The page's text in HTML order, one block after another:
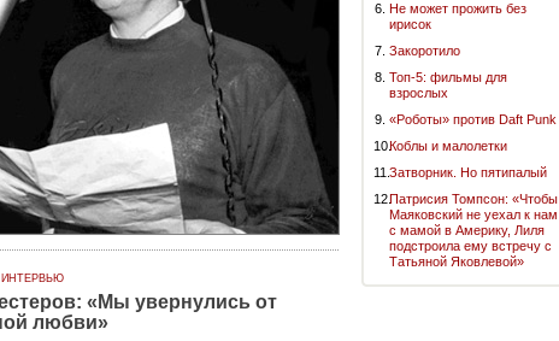
ИНТЕРВЬЮ
«Мы увернулись от
любви»
6. Не может прожить без
ирисок
7. Закоротило
8. Топ-5: фильмы для
взрослых
9. «Роботы» против Daft Punk
10.Коблы и малолетки
11.Затворник. Но пятипалый
12.Патрисия Томпсон: «Чтобы
Маяковский не уехал к нам
с мамой в Америку, Лиля
подстроила ему встречу с
Татьяной Яковлевой»